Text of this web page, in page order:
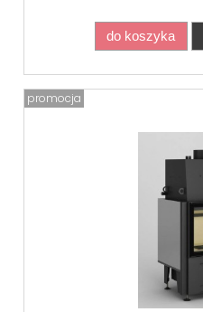
do koszyka
promocja